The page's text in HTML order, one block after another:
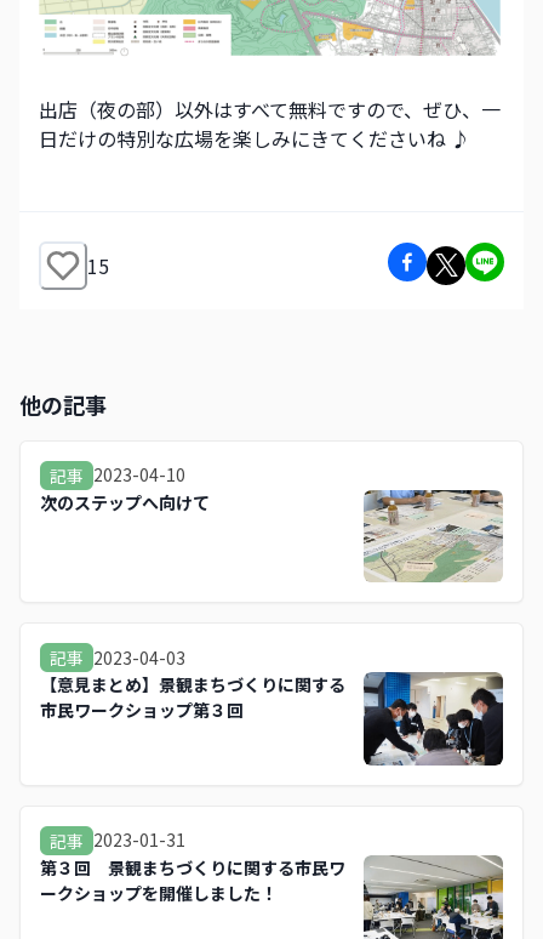
出店（夜の部）以外はすべて無料ですので、ぜひ、一
日だけの特別な広場を楽しみにきてくださいね ♪
15
他の記事
記事 2023-04-10
次のステップへ向けて
記事 2023-04-03
【意見まとめ】景観まちづくりに関する
市民ワークショップ第３回
記事 2023-01-31
第３回 景観まちづくりに関する市民ワ
ークショップを開催しました！